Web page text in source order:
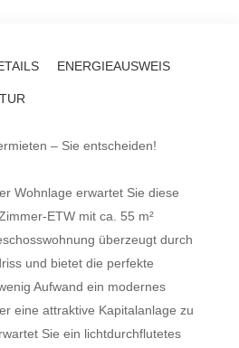
ENERGIEAUSWEIS
– Sie entscheiden!
Wohnlage erwartet Sie diese
ETW mit ca. 55 m²
überzeugt durch
und bietet die perfekte
Aufwand ein modernes
eine attraktive Kapitalanlage zu
Sie ein lichtdurchflutetes